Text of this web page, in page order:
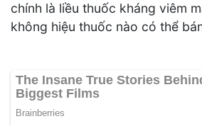
chính là liều thuốc kháng viêm
không hiệu thuốc nào có thể